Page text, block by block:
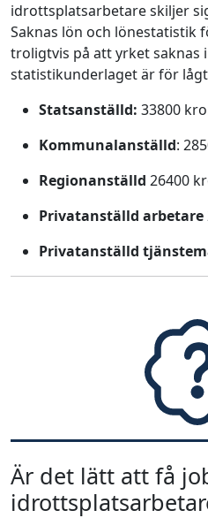
idrottsplatsarbetare skiljer
Saknas lön och lönestatistik
troligtvis på att yrket saknas
statistikunderlaget är för
Statsanställd: 33800
Kommunalanställd:
Regionanställd 26400
Privatanställd arbetare
Privatanställd
Är det lätt att få